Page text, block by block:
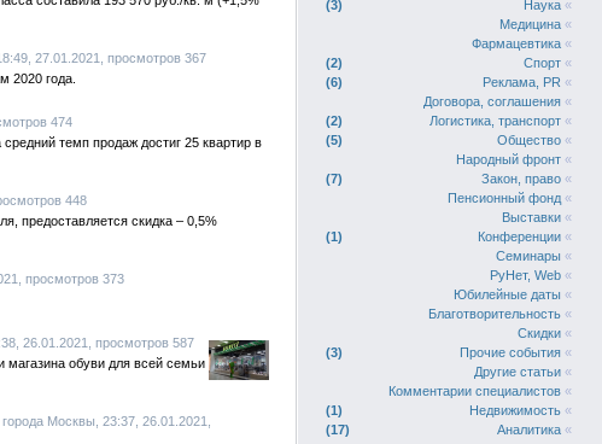
27.01.2021, просмотров 367
2020 года.
474
темп продаж достиг 25 квартир в
448
предоставляется скидка – 0,5%
просмотров 373
26.01.2021, просмотров 587
обуви для всей семьи
Москвы, 23:37, 26.01.2021,
3
Наука «
Медицина «
Фармацевтика «
2
Спорт «
6
Реклама, PR «
Договора, соглашения «
2
Логистика, транспорт «
5
Общество «
Народный фронт «
7
Закон, право «
Пенсионный фонд «
Выставки «
1
Конференции «
Семинары «
РуНет, Web «
Юбилейные даты «
Благотворительность «
Скидки «
3
Прочие события «
Другие статьи «
Комментарии специалистов «
1
Недвижимость «
17
Аналитика «